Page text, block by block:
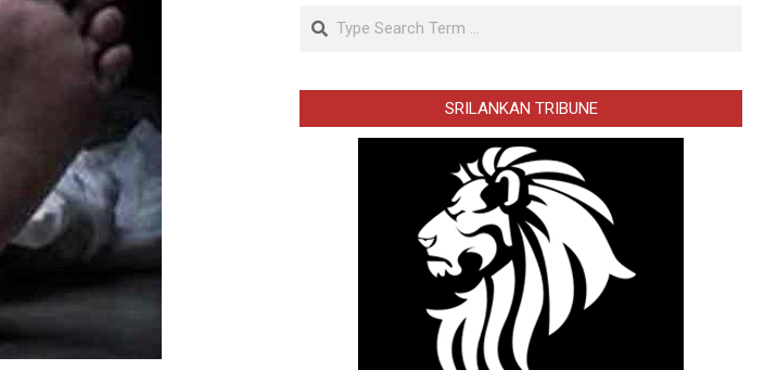
Search
SRILANKAN TRIBUNE